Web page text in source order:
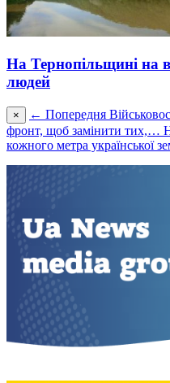
На Тернопільщині на
людей
× ← Попередня
фронт, щоб замінити тих,…
кожного метра української